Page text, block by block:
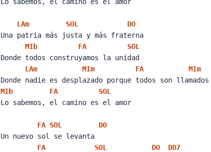
LAm SOL
DO
Una patria más justa y más fraterna
MIb
FA
SOL
Donde todos construyamos la unidad
LAm MIm FA MIm
Donde nadie es desplazado porque todos son llamados
MIb
FA
SOL
Lo sabemos, el camino es el amor
FA SOL
DO
Un nuevo sol se levanta
FA
SOL DO DO7